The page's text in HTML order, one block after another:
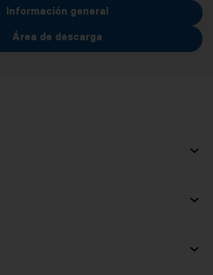
Información general
Área de descarga